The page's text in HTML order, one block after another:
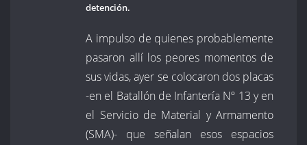
detención.
A impulso de quienes probablemente
pasaron allí los peores momentos de
sus vidas, ayer se colocaron dos placas
-en el Batallón de Infantería Nº 13 y en
el Servicio de Material y Armamento
(SMA)- que señalan esos espacios